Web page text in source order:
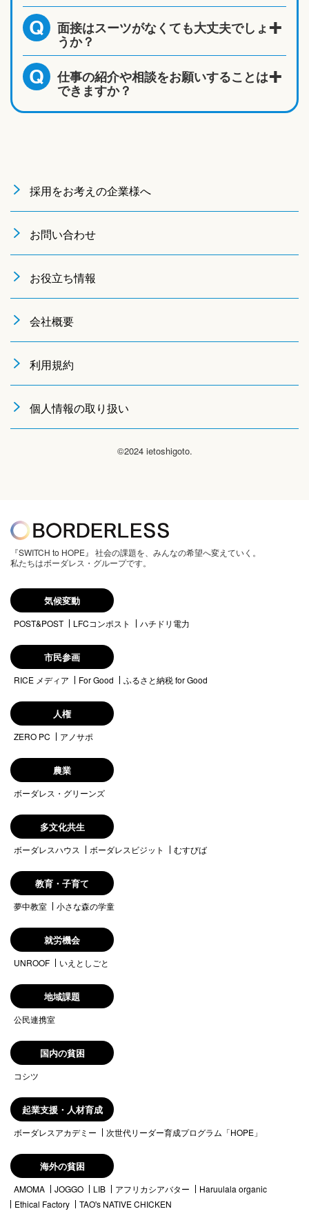
Q 面接はスーツがなくても大丈夫でしょ
うか？
Q 仕事の紹介や相談をお願いすることは
できますか？
採用をお考えの企業様へ
お問い合わせ
お役立ち情報
会社概要
利用規約
個人情報の取り扱い
©2024 ietoshigoto.
『SWITCH to HOPE』 社会の課題を、みんなの希望へ変えていく。
私たちはボーダレス・グループです。
気候変動
POST&POST LFCコンポスト ハチドリ電力
市民参画
RICE メディア For Good ふるさと納税 for Good
人権
ZERO PC アノサポ
農業
ボーダレス・グリーンズ
多文化共生
ボーダレスハウス ボーダレスビジット むすびば
教育・子育て
夢中教室 小さな森の学童
就労機会
UNROOF いえとしごと
地域課題
公民連携室
国内の貧困
コシツ
起業支援・人材育成
ボーダレスアカデミー 次世代リーダー育成プログラム「HOPE」
海外の貧困
AMOMA JOGGO LIB アフリカシアバター
Haruulala organic
Ethical Factory
TAO's NATIVE CHICKEN